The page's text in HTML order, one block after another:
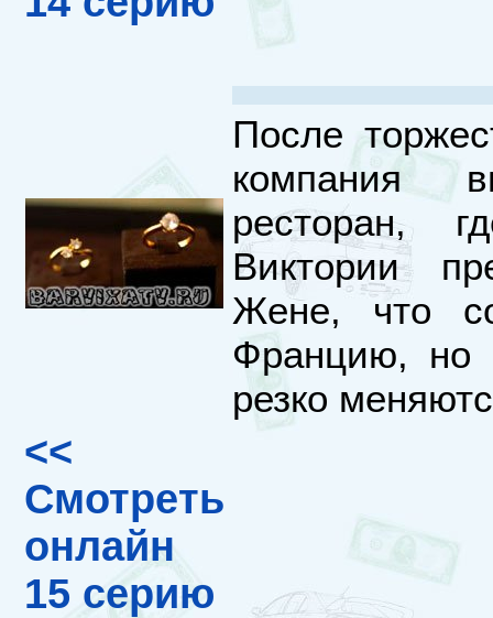
После
компания
ресторан,
Виктории
Жене, что
Францию, но
резко
<<
Смотреть
онлайн
15 серию